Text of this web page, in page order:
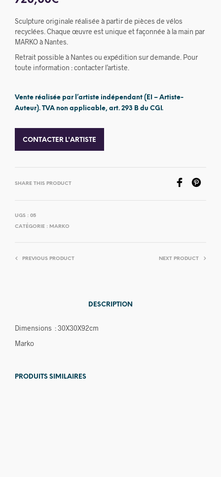
Sculpture originale réalisée à partir de pièces de vélos
recyclées. Chaque œuvre est unique et façonnée à la main par
MARKO à Nantes.
Retrait possible à Nantes ou expédition sur demande. Pour
toute information : contacter l’artiste.
Vente réalisée par l’artiste indépendant (EI – Artiste-
Auteur). TVA non applicable, art. 293 B du CGI.
CONTACTER L'ARTISTE
SHARE THIS PRODUCT
UGS : 05
CATÉGORIE : MARKO
PREVIOUS PRODUCT NEXT PRODUCT
DESCRIPTION
Dimensions : 30X30X92cm
Marko
PRODUITS SIMILAIRES